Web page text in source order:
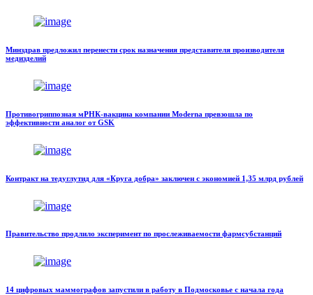
Минздрав предложил перенести срок назначения представителя производителя
медизделий
Противогриппозная мРНК-вакцина компании Moderna превзошла по
эффективности аналог от GSK
Контракт на тедуглутид для «Круга добра» заключен с экономией 1,35 млрд рублей
Правительство продлило эксперимент по прослеживаемости фармсубстанций
14 цифровых маммографов запустили в работу в Подмосковье с начала года